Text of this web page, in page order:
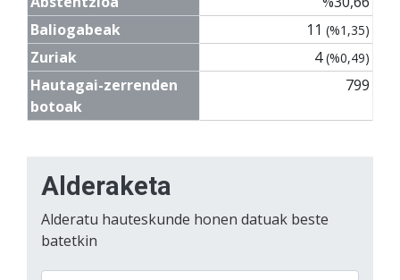
Baliogabeak
11 (%1,35)
Zuriak 4(%0,49)
Hautagai-zerrenden
botoak
799
Alderaketa
Alderatu hauteskunde honen datuak beste
batetkin